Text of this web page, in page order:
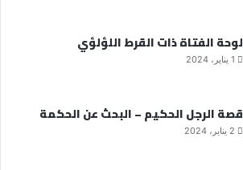
لوحة الفتاة ذات القرط اللؤلؤي
1 يناير، 2024
قصة الرجل الحكيم – البحث عن الحكمة
2 يناير، 2024